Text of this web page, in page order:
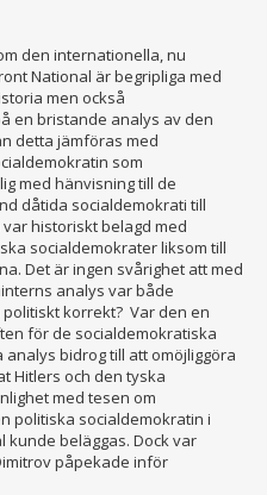
den internationella, nu
National är begripliga med
men också
en bristande analys av den
detta jämföras med
som
med hänvisning till de
dåtida socialdemokrati till
historiskt belagd med
socialdemokrater liksom till
Det är ingen svårighet att med
analys var både
korrekt? Var den en
för de socialdemokratiska
bidrog till att omöjliggöra
Hitlers och den tyska
med tesen om
politiska socialdemokratin i
kunde beläggas. Dock var
påpekade inför